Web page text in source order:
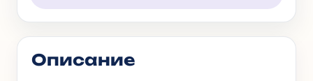
Описание